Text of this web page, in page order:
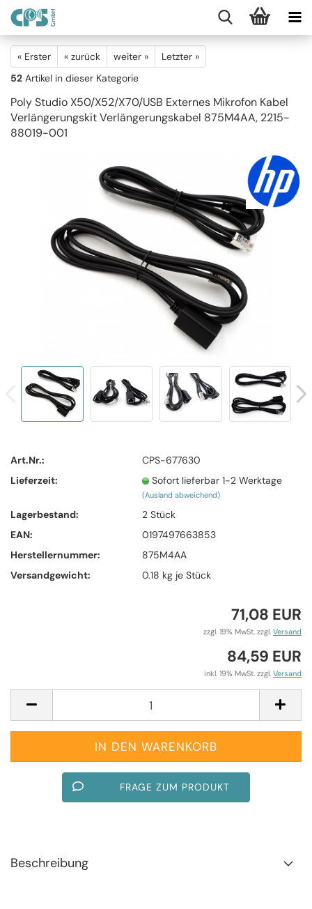
« Erster « zurück weiter »
Letzter »
52 Artikel in dieser Kategorie
Poly Studio X50/X52/X70/USB Externes Mikrofon Kabel
Verlängerungskit Verlängerungskabel 875M4AA, 2215-
88019-001
Art.Nr.:
CPS-677630
Lieferzeit:
Sofort lieferbar 1-2 Werktage
(Ausland abweichend)
Lagerbestand: 2Stück
EAN:
0197497663853
Herstellernummer:
875M4AA
Versandgewicht:
0.18 kg je Stück
71,08 EUR
zzgl. 19% MwSt. zzgl. Versand
84,59 EUR
inkl. 19% MwSt. zzgl. Versand
FRAGE ZUM PRODUKT
Beschreibung